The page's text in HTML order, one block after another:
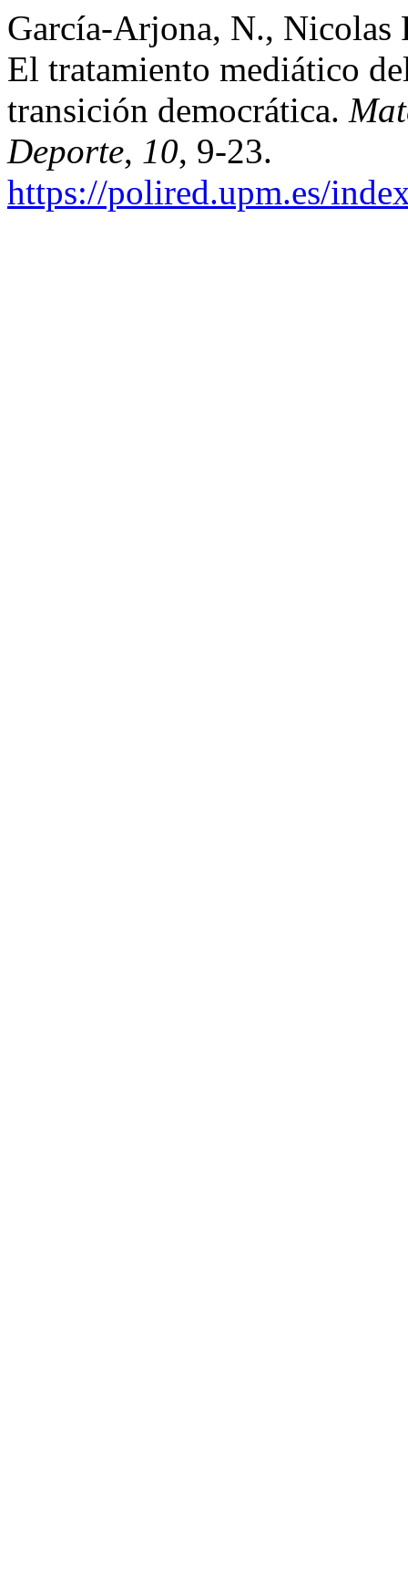
García-Arjona, N., Nicolas
El tratamiento mediático
transición democrática.
Deporte, 10, 9-23.
https://polired.upm.es/